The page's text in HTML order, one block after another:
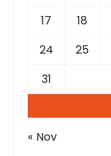
17
18
24
25
31
« Nov